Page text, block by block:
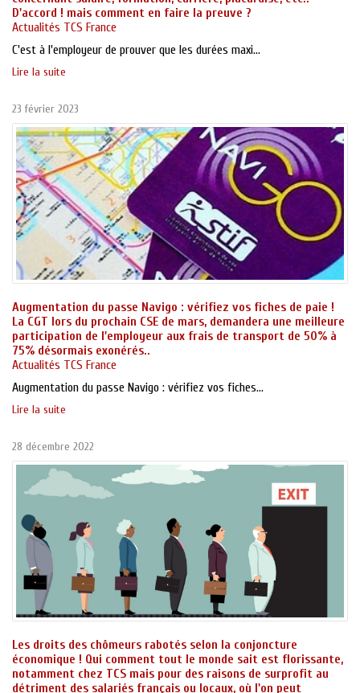
D'accord ! mais comment en faire la preuve ?
Actualités TCS France
C'est à l'employeur de prouver que les durées maxi...
Lire la suite
23 février 2023
Augmentation du passe Navigo : vérifiez vos fiches de paie !
La CGT lors du prochain CSE de mars, demandera une meilleure
participation de l'employeur aux frais de transport de 50% à
75% désormais exonérés..
Actualités TCS France
Augmentation du passe Navigo : vérifiez vos fiches...
Lire la suite
28 décembre 2022
Les droits des chômeurs rabotés selon la conjoncture
économique ! Qui comment tout le monde sait est florissante,
notamment chez TCS mais pour des raisons de surprofit au
détriment des salariés français ou locaux, où l'on peut